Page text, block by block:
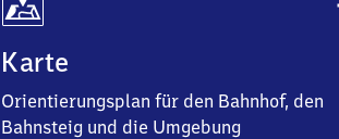
Karte
Orientierungsplan für den Bahnhof, den
Bahnsteig und die Umgebung